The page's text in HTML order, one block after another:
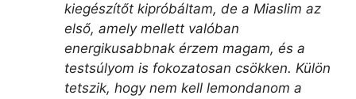
kiegészítőt kipróbáltam, de a Miaslim az
első, amely mellett valóban
energikusabbnak érzem magam, és a
testsúlyom is fokozatosan csökken. Külön
tetszik, hogy nem kell lemondanom a